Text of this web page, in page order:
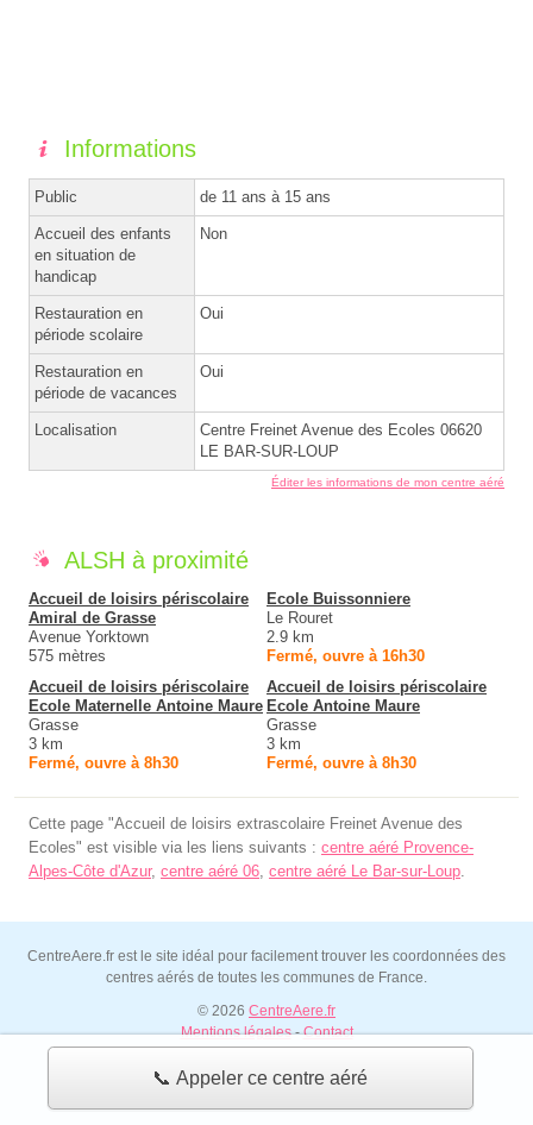
📞 Appeler ce centre aéré
Informations
Public de 11 ans à 15 ans
Accueil des enfants
en situation de
handicap
Non
Restauration en
période scolaire
Oui
Restauration en
période de vacances
Oui
Localisation
Centre Freinet Avenue des Ecoles 06620
LE BAR-SUR-LOUP
Éditer les informations de mon centre aéré
ALSH à proximité
Accueil de loisirs périscolaire
Amiral de Grasse
Avenue Yorktown
575 mètres
Ecole Buissonniere
Le Rouret
2.9 km
Fermé, ouvre à 16h30
Accueil de loisirs périscolaire
Ecole Maternelle Antoine Maure
Grasse
3 km
Fermé, ouvre à 8h30
Accueil de loisirs périscolaire
Ecole Antoine Maure
Grasse
3 km
Fermé, ouvre à 8h30
Cette page "Accueil de loisirs extrascolaire Freinet Avenue des
Ecoles" est visible via les liens suivants : centre aéré Provence-
Alpes-Côte d'Azur, centre aéré 06, centre aéré Le Bar-sur-Loup.
CentreAere.fr est le site idéal pour facilement trouver les coordonnées des
centres aérés de toutes les communes de France.
© 2026 CentreAere.fr
Mentions légales-Contact